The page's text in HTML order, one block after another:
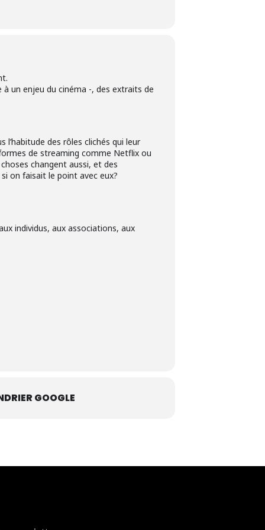
un enjeu du cinéma -, des extraits de
l’habitude des rôles clichés qui leur
de streaming comme Netflix ou
changent aussi, et des
on faisait le point avec eux?
individus, aux associations, aux
GOOGLE